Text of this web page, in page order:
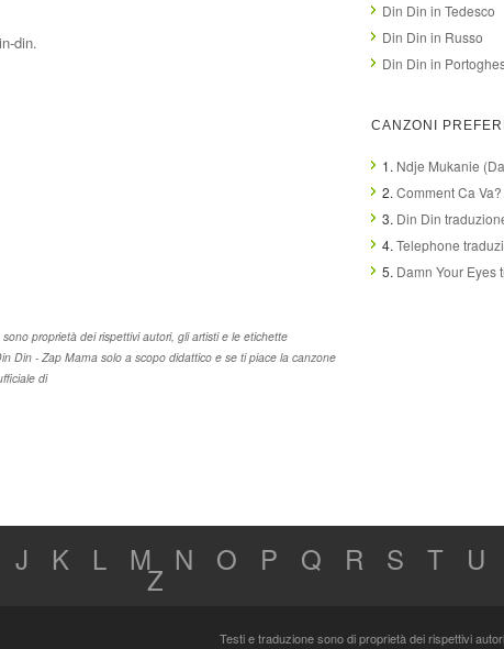
din.
proprietà dei rispettivi autori, gli artisti e le etichette
Din - Zap Mama solo a scopo didattico e se ti piace la canzone
di
Din Din in Tedesco
Din Din in Russo
Din Din in
CANZONI
1. Ndje Mukanie
2. Comment Ca
3. Din Din
4. Telephone
5. Damn Your Eyes
J K L M N O P Q R S T U
Z
Testi e traduzione sono di proprietà dei rispettivi